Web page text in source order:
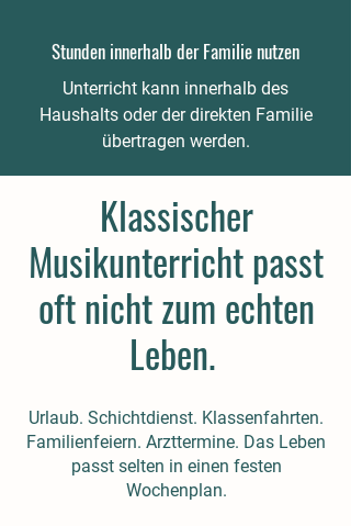
Stunden innerhalb der Familie nutzen
Unterricht kann innerhalb des
Haushalts oder der direkten Familie
übertragen werden.
Klassischer
Musikunterricht passt
oft nicht zum echten
Leben.
Urlaub. Schichtdienst. Klassenfahrten.
Familienfeiern. Arzttermine. Das Leben
passt selten in einen festen
Wochenplan.